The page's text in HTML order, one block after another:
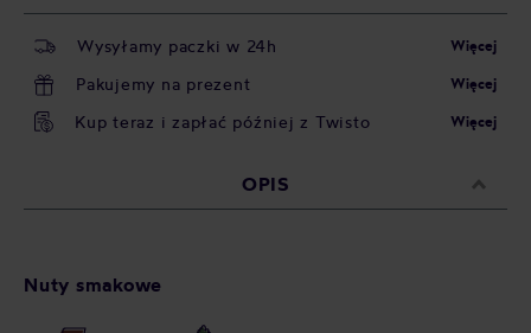
Wysyłamy paczki w 24h Więcej
Pakujemy na prezent Więcej
Kup teraz i zapłać później z Twisto Więcej
OPIS
Nuty smakowe